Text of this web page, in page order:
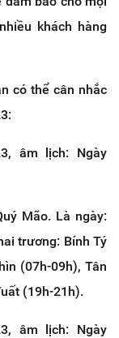
khách hàng
có thể cân nhắc
âm lịch: Ngày
Mão. Là ngày:
trương: Bính Tý
(07h-09h), Tân
(19h-21h).
âm lịch: Ngày